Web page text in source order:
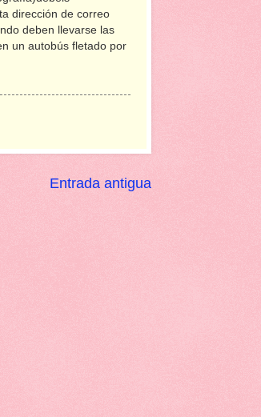
dirección de correo
deben llevarse las
un autobús fletado por
Entrada antigua